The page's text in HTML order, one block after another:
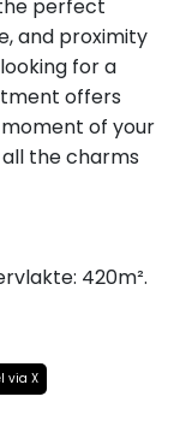
perfect
and proximity
for a
offers
of your
the charms
420m².
via X